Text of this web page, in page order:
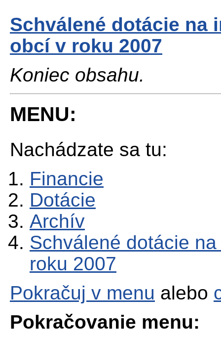
Schválené dotácie na
obcí v roku 2007
Koniec obsahu.
MENU:
Nachádzate sa tu:
Financie
Dotácie
Archív
Schválené dotácie
roku 2007
Pokračuj v menu alebo
Pokračovanie menu: